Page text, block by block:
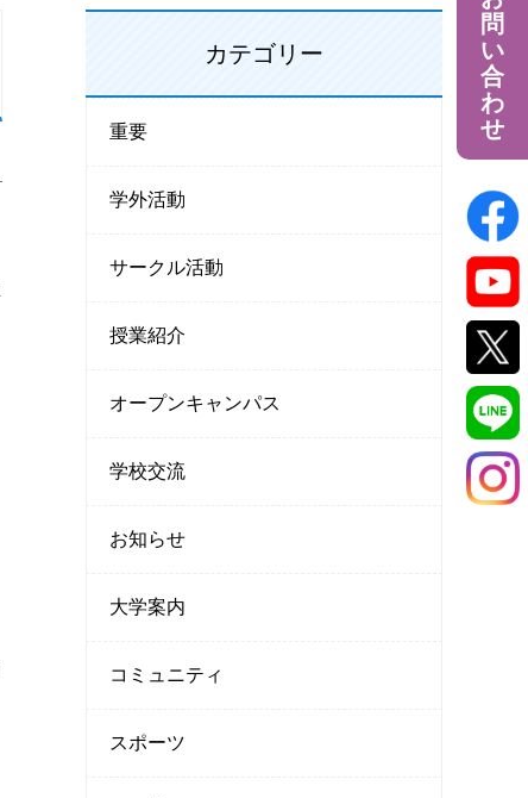
問
い
合
わ
せ
カテゴリー
重要
学外活動
サークル活動
授業紹介
オープンキャンパス
学校交流
お知らせ
大学案内
コミュニティ
スポーツ